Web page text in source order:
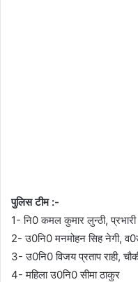
पुलिस टीम :-
1- नि0 कमल कुमार लुन्ठी,
2- उ0नि0 मनमोहन सिह नेगी,
3- उ0नि0 विजय प्रताप राही,
4- महिला उ0नि0 सीमा ठाकुर